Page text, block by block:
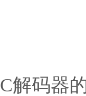
解码器